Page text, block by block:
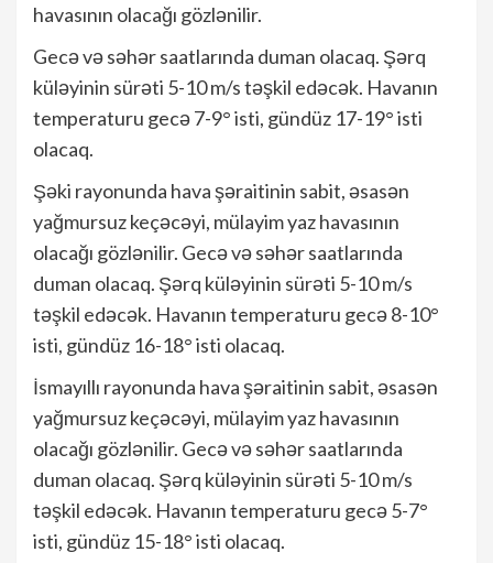
havasının olacağı gözlənilir.
Gecə və səhər saatlarında duman olacaq. Şərq
küləyinin sürəti 5-10 m/s təşkil edəcək. Havanın
temperaturu gecə 7-9° isti, gündüz 17-19° isti
olacaq.
Şəki rayonunda hava şəraitinin sabit, əsasən
yağmursuz keçəcəyi, mülayim yaz havasının
olacağı gözlənilir. Gecə və səhər saatlarında
duman olacaq. Şərq küləyinin sürəti 5-10 m/s
təşkil edəcək. Havanın temperaturu gecə 8-10°
isti, gündüz 16-18° isti olacaq.
İsmayıllı rayonunda hava şəraitinin sabit, əsasən
yağmursuz keçəcəyi, mülayim yaz havasının
olacağı gözlənilir. Gecə və səhər saatlarında
duman olacaq. Şərq küləyinin sürəti 5-10 m/s
təşkil edəcək. Havanın temperaturu gecə 5-7°
isti, gündüz 15-18° isti olacaq.